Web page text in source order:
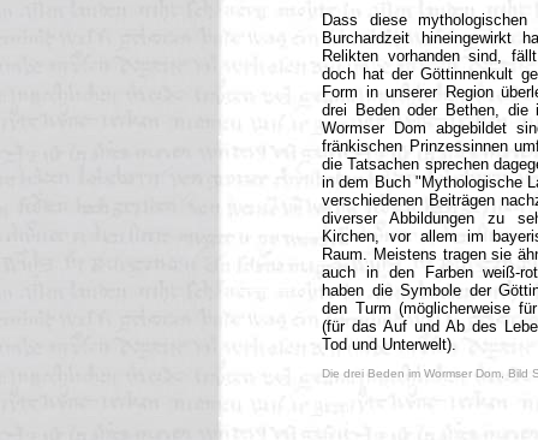
Dass diese
Burchardzeit hineingewirkt
Relikten vorhanden sind,
doch hat der Göttinnenkult
Form in unserer Region
drei Beden oder Bethen, die
Wormser Dom abgebildet
fränkischen Prinzessinnen
die Tatsachen sprechen
in dem Buch "Mythologische
verschiedenen Beiträgen
diverser Abbildungen zu
Kirchen, vor allem im
Raum. Meistens tragen sie
auch in den Farben weiß-
haben die Symbole der
den Turm (möglicherweise
(für das Auf und Ab des
Tod und Unterwelt).
Die drei Beden im Wormser Dom, Bild